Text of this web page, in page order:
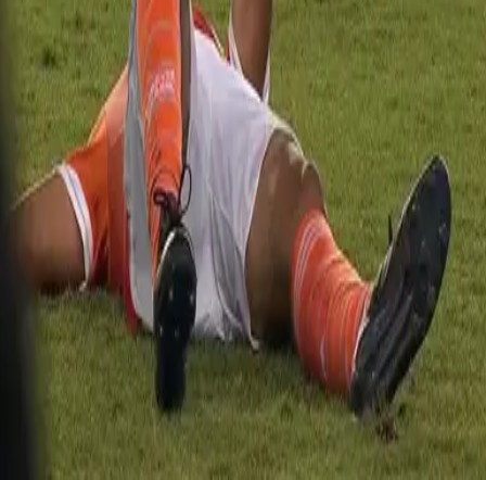
PUBLICIDAD
Descarga nuestra App